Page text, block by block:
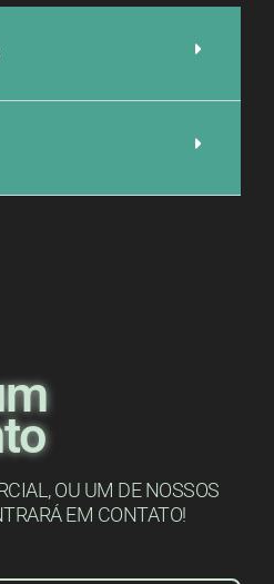
OU UM DE NOSSOS
EM CONTATO!